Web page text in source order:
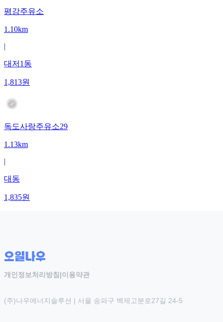
평강주유소
1.10km
|
대저1동
1,813원
독도사랑주유소29
1.13km
|
대동
1,835원
개인정보처리방침 |이용약관
(주)나우에너지솔루션 | 서울 송파구 백제고분로27길 24-5